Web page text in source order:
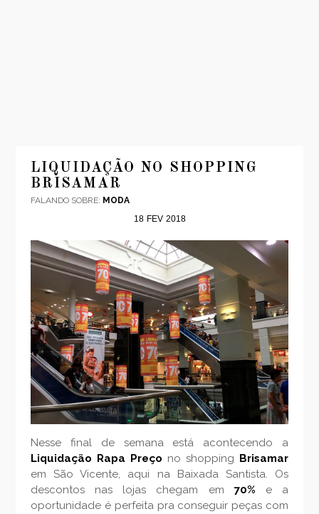
MODA
VIAGENS
SOBRE
CONTATO
LIQUIDAÇÃO NO SHOPPING
BRISAMAR
FALANDO SOBRE: MODA
18 FEV 2018
Nesse final de semana está acontecendo a
Liquidação Rapa Preço no shopping Brisamar
em São Vicente, aqui na Baixada Santista. Os
descontos nas lojas chegam em 70% e a
oportunidade é perfeita pra conseguir peças com